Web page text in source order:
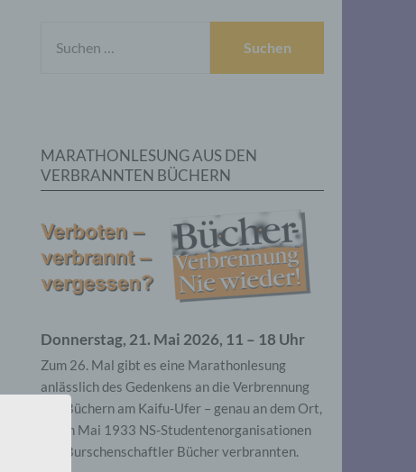
NACH:
MARATHONLESUNG AUS DEN
VERBRANNTEN BÜCHERN
Donnerstag, 21. Mai 2026, 11 – 18 Uhr
Zum 26. Mal gibt es eine Marathonlesung
anlässlich des Gedenkens an die Verbrennung
von Büchern am Kaifu-Ufer – genau an dem Ort,
wo im Mai 1933 NS-Studentenorganisationen
und Burschenschaftler Bücher verbrannten.